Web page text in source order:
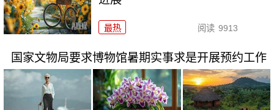
最热 阅读 9913
国家文物局要求博物馆暑期实事求是开展预约工作